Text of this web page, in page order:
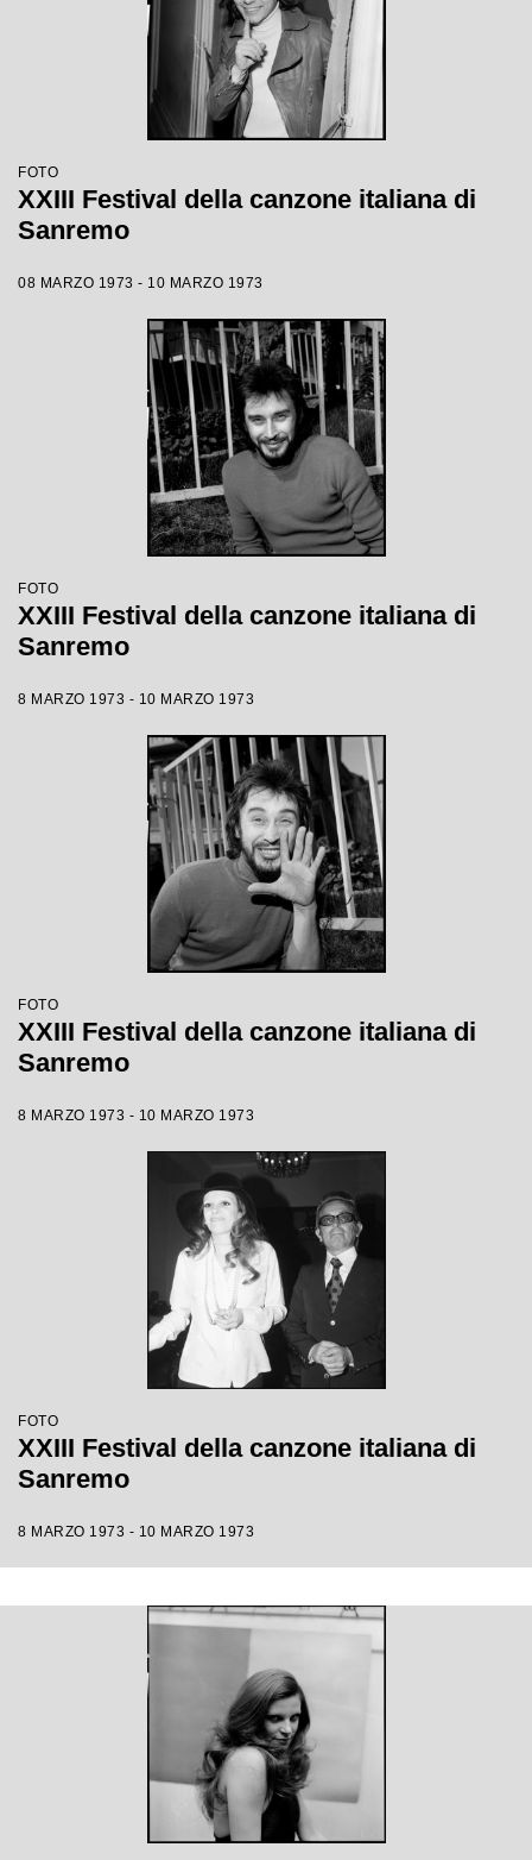
FOTO
XXIII Festival della canzone italiana di
Sanremo
08 MARZO 1973 - 10 MARZO 1973
FOTO
XXIII Festival della canzone italiana di
Sanremo
8 MARZO 1973 - 10 MARZO 1973
FOTO
XXIII Festival della canzone italiana di
Sanremo
8 MARZO 1973 - 10 MARZO 1973
FOTO
XXIII Festival della canzone italiana di
Sanremo
8 MARZO 1973 - 10 MARZO 1973